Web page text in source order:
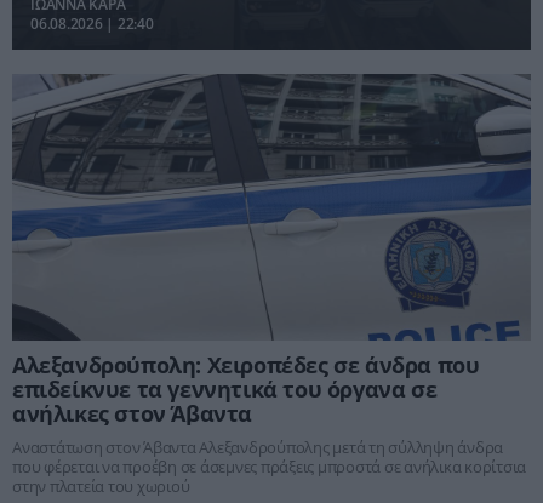
ΙΩΑΝΝΑ ΚΑΡΑ
06.08.2026 | 22:40
Αλεξανδρούπολη: Χειροπέδες σε άνδρα που
επιδείκνυε τα γεννητικά του όργανα σε
ανήλικες στον Άβαντα
Αναστάτωση στον Άβαντα Αλεξανδρούπολης μετά τη σύλληψη άνδρα
που φέρεται να προέβη σε άσεμνες πράξεις μπροστά σε ανήλικα κορίτσια
στην πλατεία του χωριού